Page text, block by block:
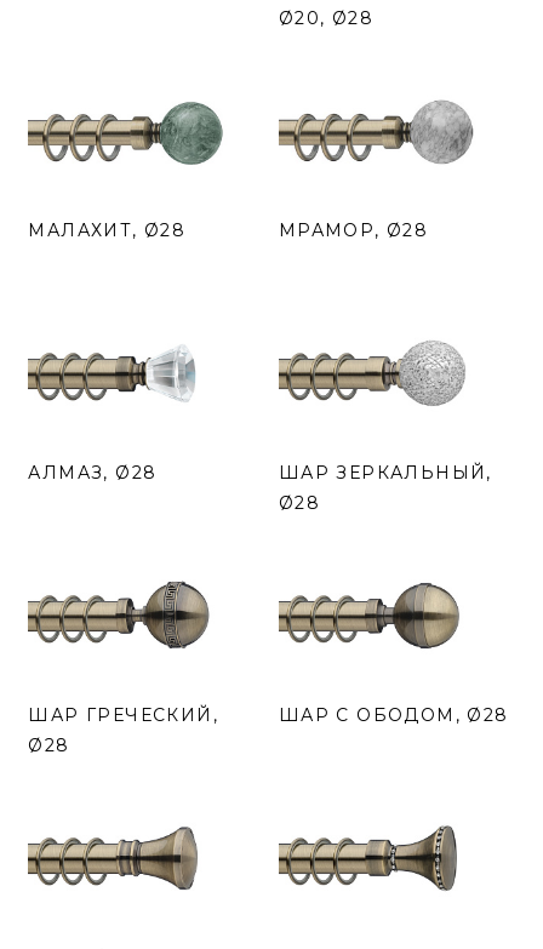
Ø20, Ø28
МАЛАХИТ, Ø28 МРАМОР, Ø28
АЛМАЗ, Ø28
ШАР ЗЕРКАЛЬНЫЙ,
Ø28
ШАР ГРЕЧЕСКИЙ,
Ø28
ШАР С ОБОДОМ, Ø28